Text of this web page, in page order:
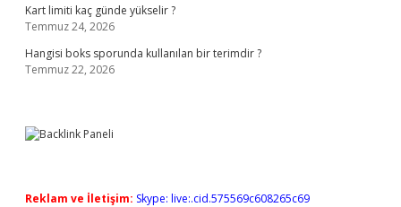
Kart limiti kaç günde yükselir ?
Temmuz 24, 2026
Hangisi boks sporunda kullanılan bir terimdir ?
Temmuz 22, 2026
Reklam ve İletişim: Skype: live:.cid.575569c608265c69